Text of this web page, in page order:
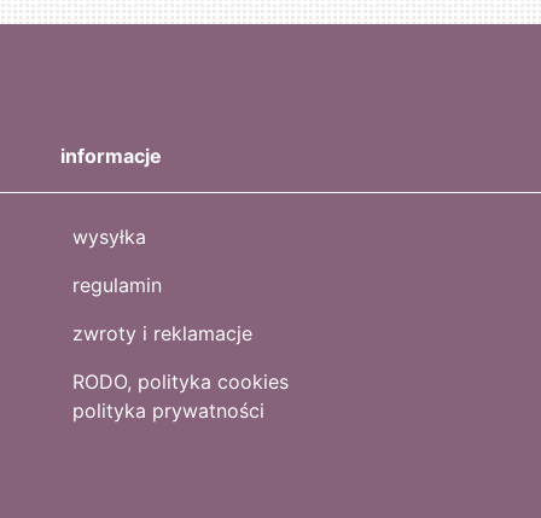
informacje
wysyłka
regulamin
zwroty i reklamacje
RODO, polityka cookies
polityka prywatności